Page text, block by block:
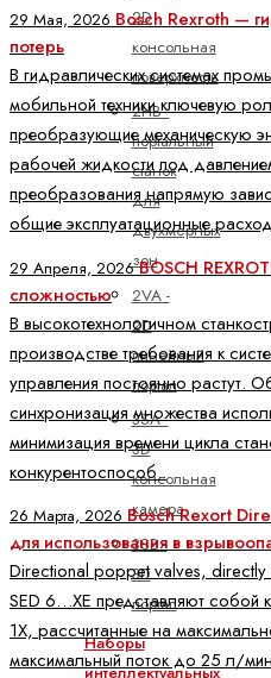
2D
консольная
поверхность
2HB -
портальный
станок
для
двухмерных
зон
2VA -
2D
линейный
портал
3SA -
3D
консольная
камера
3SB -
3D
портал
Наборы
интеллектуальных
29 Мая, 2026 Bosch Rexroth —
потерь
В гидравлических системах
мобильной техники ключевую
преобразующие механическую
рабочей жидкости под
преобразования напрямую
общие эксплуатационные
29 Апреля, 2026BOSCH
сложностью
В высокотехнологичном
производстве требования к
управления постоянно растут.
синхронизация множества
минимизация времени цикла
конкурентоспособ..
26 Марта, 2026 Bosch Rexort
для использования в
Directional poppet valves,
SED 6…XE представляют собой
1X, рассчитанные на
максимальный поток до 25 л/